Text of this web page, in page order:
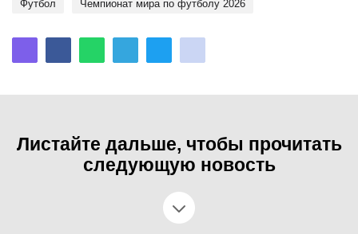
Футбол Чемпионат мира по футболу 2026
Листайте дальше, чтобы прочитать
следующую новость